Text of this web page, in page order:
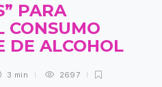
PARA
CONSUMO
DE ALCOHOL
3 min 2697